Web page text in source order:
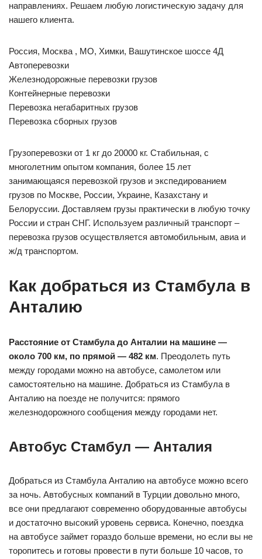
направлениях. Решаем любую логистическую задачу для
нашего клиента.
Россия, Москва , МО, Химки, Вашутинское шоссе 4Д
Автоперевозки
Железнодорожные перевозки грузов
Контейнерные перевозки
Перевозка негабаритных грузов
Перевозка сборных грузов
Грузоперевозки от 1 кг до 20000 кг. Стабильная, с
многолетним опытом компания, более 15 лет
занимающаяся перевозкой грузов и экспедированием
грузов по Москве, России, Украине, Казахстану и
Белоруссии. Доставляем грузы практически в любую точку
России и стран СНГ. Используем различный транспорт –
перевозка грузов осуществляется автомобильным, авиа и
ж/д транспортом.
Как добраться из Стамбула в
Анталию
Расстояние от Стамбула до Анталии на машине —
около 700 км, по прямой — 482 км. Преодолеть путь
между городами можно на автобусе, самолетом или
самостоятельно на машине. Добраться из Стамбула в
Анталию на поезде не получится: прямого
железнодорожного сообщения между городами нет.
Автобус Стамбул — Анталия
Добраться из Стамбула Анталию на автобусе можно всего
за ночь. Автобусных компаний в Турции довольно много,
все они предлагают современно оборудованные автобусы
и достаточно высокий уровень сервиса. Конечно, поездка
на автобусе займет гораздо больше времени, но если вы не
торопитесь и готовы провести в пути больше 10 часов, то